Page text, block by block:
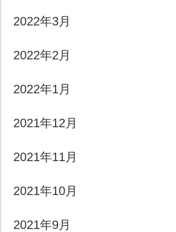
2022年3月
2022年2月
2022年1月
2021年12月
2021年11月
2021年10月
2021年9月